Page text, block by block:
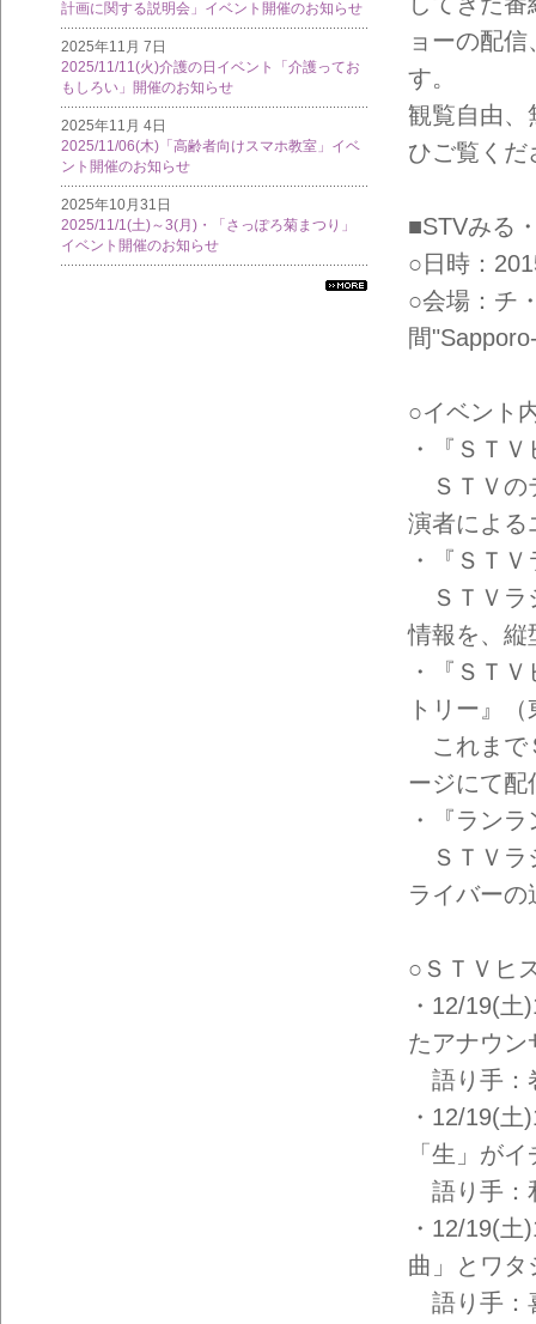
計画に関する説明会」イベント開催のお知らせ
2025年11月 7日
2025/11/11(火)介護の日イベント「介護ってお
もしろい」開催のお知らせ
2025年11月 4日
2025/11/06(木)「高齢者向けスマホ教室」イベ
ント開催のお知らせ
2025年10月31日
2025/11/1(土)～3(月)・「さっぽろ菊まつり」
イベント開催のお知らせ
ョーの配
す。
観覧自由、
ひご覧くだ
■STVみる
○日時：
○会場：チ
間
○イベント
・『ＳＴ
ＳＴＶの
演者による
・『ＳＴ
ＳＴＶラ
情報を、縦
・『ＳＴ
トリー』
これまで
ージにて配
・『ラン
ＳＴＶラ
ライバー
○ＳＴＶヒ
・12/19(
たアナウン
語り手：
・12/19(
「生」が
語り手：
・12/19(
曲」とワタ
語り手：